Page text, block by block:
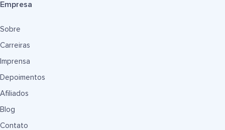
Empresa
Sobre
Carreiras
Imprensa
Depoimentos
Afiliados
Blog
Contato